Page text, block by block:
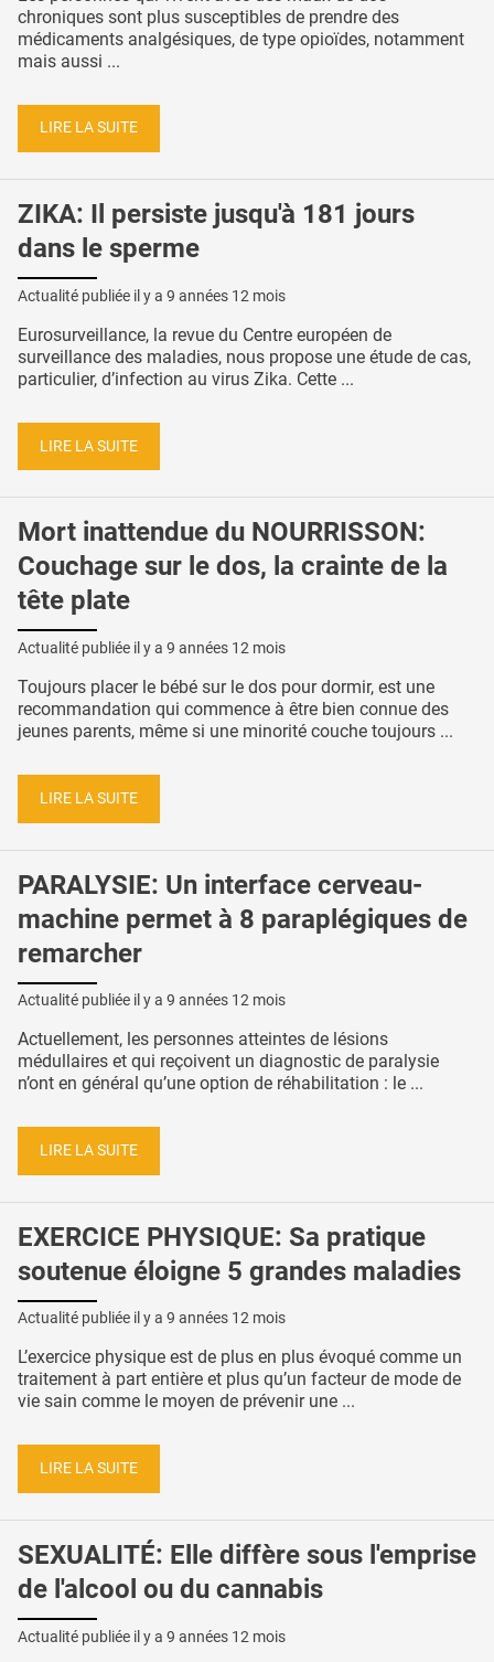
chroniques sont plus susceptibles de prendre des
médicaments analgésiques, de type opioïdes, notamment
mais aussi ...
LIRE LA SUITE
ZIKA: Il persiste jusqu'à 181 jours
dans le sperme
Actualité publiée il y a 9 années 12 mois
Eurosurveillance, la revue du Centre européen de
surveillance des maladies, nous propose une étude de cas,
particulier, d’infection au virus Zika. Cette ...
LIRE LA SUITE
Mort inattendue du NOURRISSON:
Couchage sur le dos, la crainte de la
tête plate
Actualité publiée il y a 9 années 12 mois
Toujours placer le bébé sur le dos pour dormir, est une
recommandation qui commence à être bien connue des
jeunes parents, même si une minorité couche toujours ...
LIRE LA SUITE
PARALYSIE: Un interface cerveau-
machine permet à 8 paraplégiques de
remarcher
Actualité publiée il y a 9 années 12 mois
Actuellement, les personnes atteintes de lésions
médullaires et qui reçoivent un diagnostic de paralysie
n’ont en général qu’une option de réhabilitation : le ...
LIRE LA SUITE
EXERCICE PHYSIQUE: Sa pratique
soutenue éloigne 5 grandes maladies
Actualité publiée il y a 9 années 12 mois
L’exercice physique est de plus en plus évoqué comme un
traitement à part entière et plus qu’un facteur de mode de
vie sain comme le moyen de prévenir une ...
LIRE LA SUITE
SEXUALITÉ: Elle diffère sous l'emprise
de l'alcool ou du cannabis
Actualité publiée il y a 9 années 12 mois